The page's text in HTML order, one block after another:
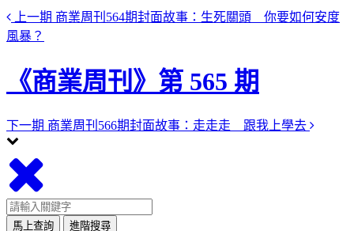
上一期 商業周刊564期封面故事：生死關頭 你要如何安度
風暴？
《商業周刊》第 565 期
下一期 商業周刊566期封面故事：走走走 跟我上學去
馬上查詢 進階搜尋